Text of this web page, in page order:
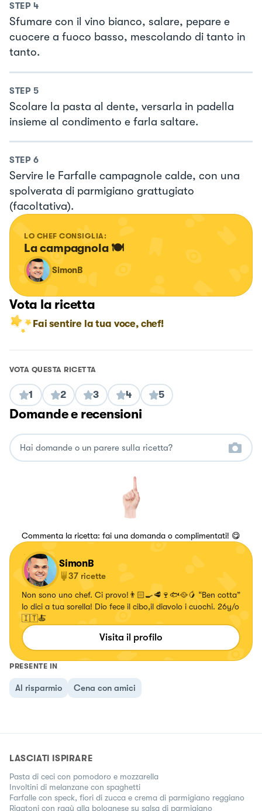
STEP 4
Sfumare con il vino bianco, salare, pepare e
cuocere a fuoco basso, mescolando di tanto in
tanto.
STEP 5
Scolare la pasta al dente, versarla in padella
insieme al condimento e farla saltare.
STEP 6
Servire le Farfalle campagnole calde, con una
spolverata di parmigiano grattugiato
(facoltativa).
LO CHEF CONSIGLIA:
La campagnola 🍽️
SimonB
Vota la ricetta
Fai sentire la tua voce, chef!
VOTA QUESTA RICETTA
1 2 3 4 5
Domande e recensioni
Commenta la ricetta: fai una domanda o complimentati! 😋
SimonB
37 ricette
Non sono uno chef. Ci provo!👨🏻‍🍳🥩🍷🐟🥘🥭 “Ben cotta”
lo dici a tua sorella! Dio fece il cibo,il diavolo i cuochi. 26y/o
🇮🇹🍝
Visita il profilo
PRESENTE IN
Al risparmio Cena con amici
LASCIATI ISPIRARE
Pasta di ceci con pomodoro e mozzarella
Involtini di melanzane con spaghetti
Farfalle con speck, fiori di zucca e crema di parmigiano reggiano
Rigatoni con ragù alla bolognese su salsa di parmigiano